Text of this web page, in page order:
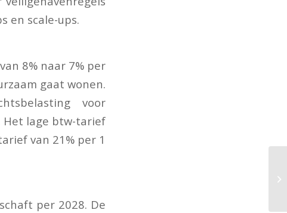
en scale-ups.
8% naar 7% per
gaat wonen.
voor
Het lage btw-tarief
van 21% per 1
per 2028. De